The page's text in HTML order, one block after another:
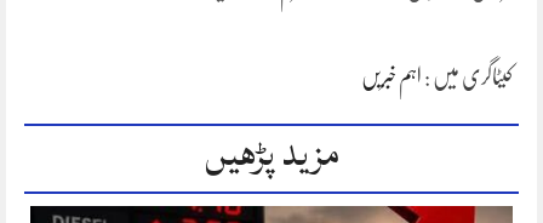
کیٹاگری میں : اہم خبریں
مزید پڑھیں